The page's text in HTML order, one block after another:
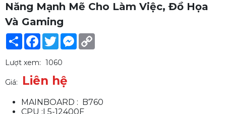
Năng Mạnh Mẽ Cho Làm Việc, Đồ Họa
Và Gaming
Share Facebook
TwitterMessenger
Lượt xem: 1060
Giá: Liên hệ
MAINBOARD : B760
CPU :I 5-12400F